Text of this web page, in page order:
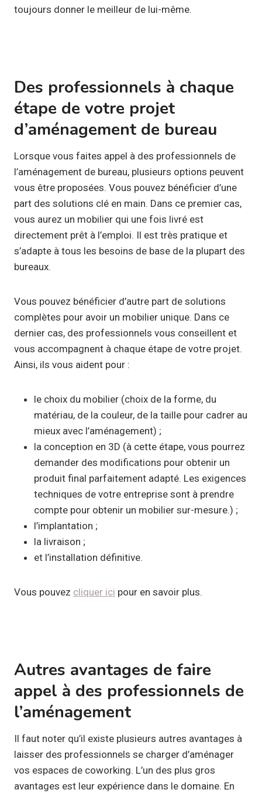
toujours donner le meilleur de lui-même.
Des professionnels à chaque
étape de votre projet
d’aménagement de bureau
Lorsque vous faites appel à des professionnels de
l’aménagement de bureau, plusieurs options peuvent
vous être proposées. Vous pouvez bénéficier d’une
part des solutions clé en main. Dans ce premier cas,
vous aurez un mobilier qui une fois livré est
directement prêt à l’emploi. Il est très pratique et
s’adapte à tous les besoins de base de la plupart des
bureaux.
Vous pouvez bénéficier d’autre part de solutions
complètes pour avoir un mobilier unique. Dans ce
dernier cas, des professionnels vous conseillent et
vous accompagnent à chaque étape de votre projet.
Ainsi, ils vous aident pour :
le choix du mobilier (choix de la forme, du
matériau, de la couleur, de la taille pour cadrer au
mieux avec l’aménagement) ;
la conception en 3D (à cette étape, vous pourrez
demander des modifications pour obtenir un
produit final parfaitement adapté. Les exigences
techniques de votre entreprise sont à prendre
compte pour obtenir un mobilier sur-mesure.) ;
l’implantation ;
la livraison ;
et l’installation définitive.
Vous pouvez cliquer ici pour en savoir plus.
Autres avantages de faire
appel à des professionnels de
l’aménagement
Il faut noter qu’il existe plusieurs autres avantages à
laisser des professionnels se charger d’aménager
vos espaces de coworking. L’un des plus gros
avantages est leur expérience dans le domaine. En